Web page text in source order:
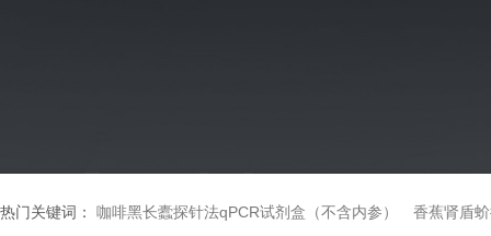
热门关键词： 咖啡黑长蠹探针法qPCR试剂盒（不含内参） 香蕉肾盾